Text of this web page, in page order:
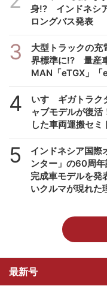
身!? インドネシ
ロングバス発表
3
大型トラックの
界標準に!? 量産
MAN「eTGX」「
4
いすゞギガトラク
ャブモデルが復
した車両運搬セ
5
インドネシア国際
ンター」の60周
完成車モデルを
いクルマが現れ
最新号